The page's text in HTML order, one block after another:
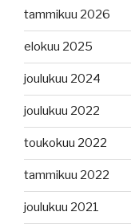
tammikuu 2026
elokuu 2025
joulukuu 2024
joulukuu 2022
toukokuu 2022
tammikuu 2022
joulukuu 2021